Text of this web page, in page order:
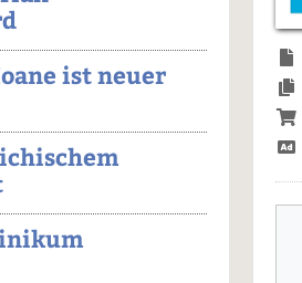
ist neuer